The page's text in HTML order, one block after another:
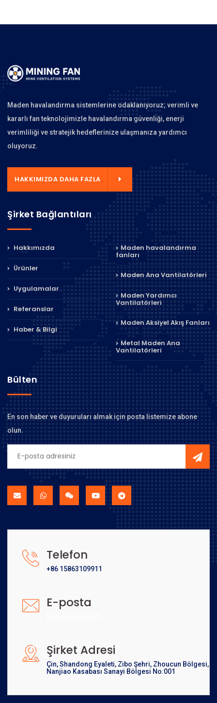
Maden havalandırma sistemlerine odaklanıyoruz; verimli ve
kararlı fan teknolojimizle havalandırma güvenliği, enerji
verimliliği ve stratejik hedeflerinize ulaşmanıza yardımcı
oluyoruz.
HAKKIMIZDA DAHA FAZLA
Şirket Bağlantıları
Hakkımızda
Ürünler
Uygulamalar
Referanslar
Haber & Bilgi
Maden havalandırma
fanları
Maden Ana Vantilatörleri
Maden Yardımcı
Vantilatörleri
Maden Aksiyel Akış Fanları
Metal Maden Ana
Vantilatörleri
Bülten
En son haber ve duyuruları almak için posta listemize abone
olun.
Telefon
+86 15863109911
E-posta
Şirket Adresi
Çin, Shandong Eyaleti, Zibo Şehri, Zhoucun Bölgesi,
Nanjiao Kasabası Sanayi Bölgesi No:001